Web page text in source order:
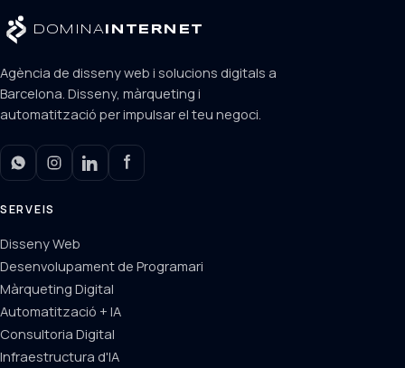
DOMINA INTERNET
Agència de disseny web i solucions digitals a
Barcelona. Disseny, màrqueting i
automatització per impulsar el teu negoci.
SERVEIS
Disseny Web
Desenvolupament de Programari
Màrqueting Digital
Automatització + IA
Consultoria Digital
Infraestructura d'IA